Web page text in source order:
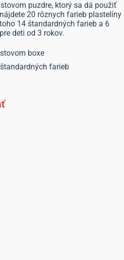
puzdre, ktorý sa dá použiť
20 rôznych farieb plastelíny
14 štandardných farieb a 6
deti od 3 rokov.
boxe
farieb